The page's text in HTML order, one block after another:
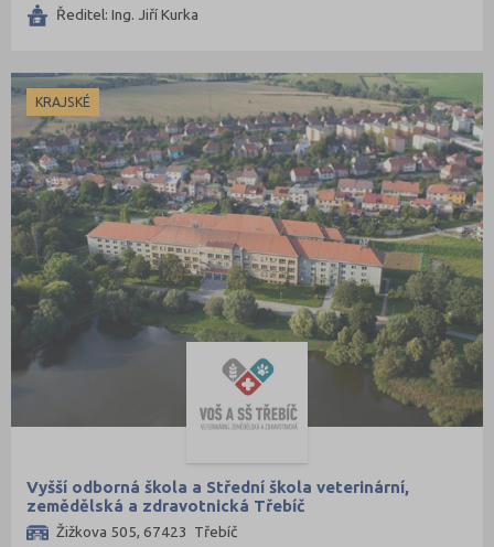
Ředitel: Ing. Jiří Kurka
KRAJSKÉ
Vyšší odborná škola a Střední škola veterinární,
zemědělská a zdravotnická Třebíč
Žižkova 505, 67423 Třebíč